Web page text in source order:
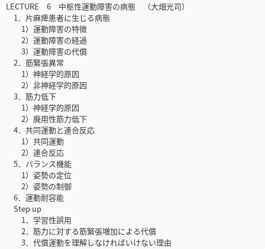
LECTURE 6 中枢性運動障害の病態 （大畑光司）
1．片麻痺患者に生じる病態
1）運動障害の特徴
2）運動障害の経過
3）運動障害の代償
2．筋緊張異常
1）神経学的原因
2）非神経学的原因
3．筋力低下
1）神経学的原因
2）廃用性筋力低下
4．共同運動と連合反応
1）共同運動
2）連合反応
5．バランス機能
1）姿勢の定位
2）姿勢の制御
6．運動耐容能
Step up
1．学習性誤用
2．筋力に対する筋緊張増加による代償
3．代償運動を理解しなければいけない理由